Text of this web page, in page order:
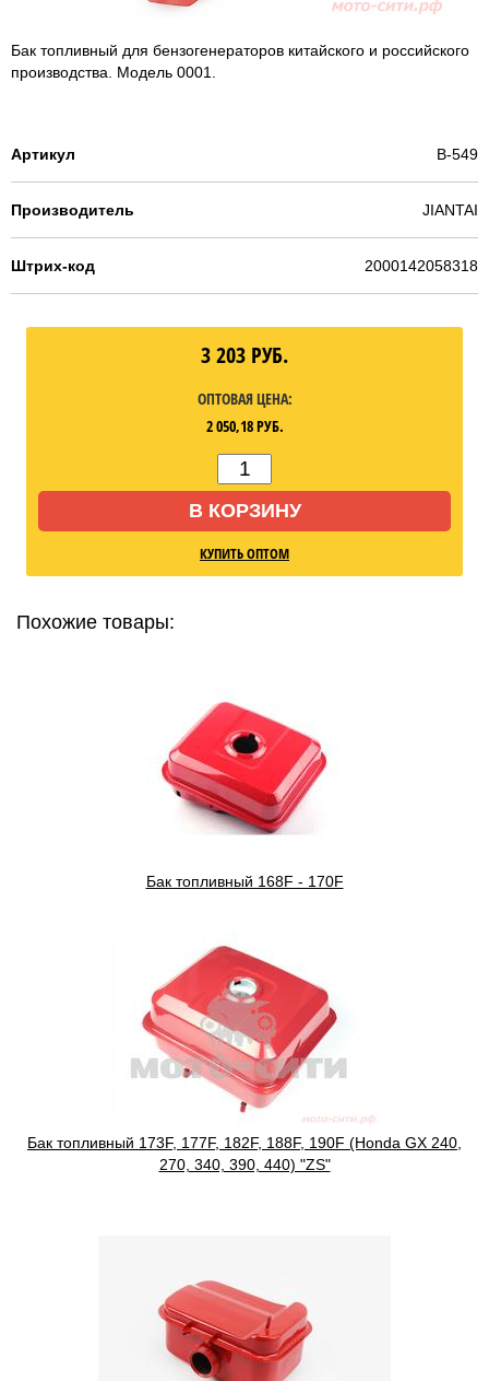
Бак топливный для бензогенераторов китайского и российского
производства. Модель 0001.
Артикул B-549
Производитель JIANTAI
Штрих-код 2000142058318
3 203 РУБ.
ОПТОВАЯ ЦЕНА:
2 050,18РУБ.
В КОРЗИНУ
КУПИТЬ ОПТОМ
Похожие товары:
Бак топливный 168F - 170F
Бак топливный 173F, 177F, 182F, 188F, 190F (Honda GX 240,
270, 340, 390, 440) "ZS"